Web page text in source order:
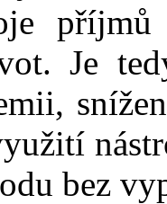
Je
bez